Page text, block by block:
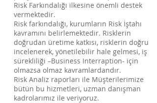
Risk Farkındalığı ilkesine önemli destek
vermektedir.
Risk farkındalığı, kurumların Risk İştahı
kavramını belirlemektedir. Risklerin
doğrudan üretime katkısı, risklerin doğru
incelenerek, yönetilebilir hale gelmesi, iş
sürekliliği –Business Interraption- için
olmazsa olmaz kavramlardandır.
Risk Analiz raporları ile Müşterilerimize
bütün bu hizmetleri, uzman danışman
kadrolarımız ile veriyoruz.